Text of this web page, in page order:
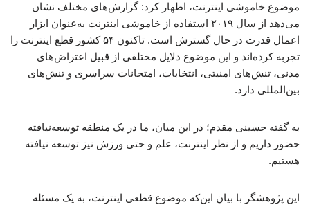
موضوع خاموشی اینترنت، اظهار کرد: گزارش‌های مختلف نشان
می‌دهد از سال ۲۰۱۹ استفاده از خاموشی اینترنت به‌عنوان ابزار
اعمال قدرت در حال گسترش است. تاکنون ۵۴ کشور قطع اینترنت را
تجربه کرده‌اند و این موضوع دلایل مختلفی از قبیل اعتراض‌های
مدنی، تنش‌های امنیتی، انتخابات، امتحانات سراسری و تنش‌های
بین‌المللی دارد.
به گفته حسینی مقدم؛ در این میان، ما در یک منطقه توسعه‌نیافته
حضور داریم و از نظر اینترنت، علم و حتی ورزش نیز توسعه نیافته
هستیم.
این پژوهشگر با بیان این‌که موضوع قطعی اینترنت، به یک مسئله